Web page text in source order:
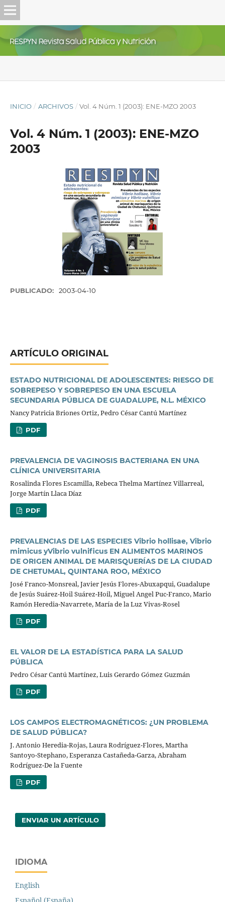
INICIO / ARCHIVOS / Vol. 4 Núm. 1 (2003): ENE-MZO 2003
Vol. 4 Núm. 1 (2003): ENE-MZO
2003
PUBLICADO: 2003-04-10
ARTÍCULO ORIGINAL
ESTADO NUTRICIONAL DE ADOLESCENTES: RIESGO DE
SOBREPESO Y SOBREPESO EN UNA ESCUELA
SECUNDARIA PÚBLICA DE GUADALUPE, N.L. MÉXICO
Nancy Patricia Briones Ortiz, Pedro César Cantú Martínez
PDF
PREVALENCIA DE VAGINOSIS BACTERIANA EN UNA
CLÍNICA UNIVERSITARIA
Rosalinda Flores Escamilla, Rebeca Thelma Martínez Villarreal,
Jorge Martín Llaca Díaz
PDF
PREVALENCIAS DE LAS ESPECIES Vibrio hollisae, Vibrio
mimicus yVibrio vulnificus EN ALIMENTOS MARINOS
DE ORIGEN ANIMAL DE MARISQUERÍAS DE LA CIUDAD
DE CHETUMAL, QUINTANA ROO, MÉXICO
José Franco-Monsreal, Javier Jesús Flores-Abuxapqui, Guadalupe
de Jesús Suárez-Hoil Suárez-Hoil, Miguel Angel Puc-Franco, Mario
Ramón Heredia-Navarrete, María de la Luz Vivas-Rosel
PDF
EL VALOR DE LA ESTADÍSTICA PARA LA SALUD
PÚBLICA
Pedro César Cantú Martínez, Luis Gerardo Gómez Guzmán
PDF
LOS CAMPOS ELECTROMAGNÉTICOS: ¿UN PROBLEMA
DE SALUD PÚBLICA?
J. Antonio Heredia-Rojas, Laura Rodríguez-Flores, Martha
Santoyo-Stephano, Esperanza Castañeda-Garza, Abraham
Rodríguez-De la Fuente
PDF
ENVIAR UN ARTÍCULO
IDIOMA
English